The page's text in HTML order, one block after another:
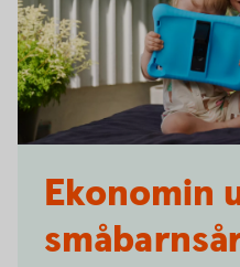
Ekonomin